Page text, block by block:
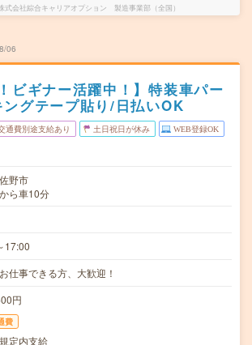
式会社綜合キャリアオプション 製造事業部（全国）
06
ビギナー活躍中！】特装車パー
グテープ貼り/日払いOK
通費別途支給あり 土日祝日が休み WEB登録OK
野市
ら車10分
17:00
仕事できる方、大歓迎！
円
費
定内支給